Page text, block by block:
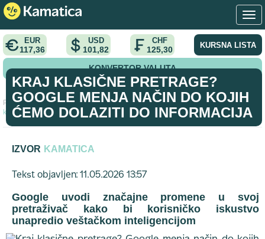
EUR
117,36
USD
101,82
CHF
125,30 KURSNA LISTA
KONVERTOR VALUTA
Početna > vest >
Kraj klasične pretrage? Google menja način do
kojih ćemo dolaziti do informacija
KRAJ KLASIČNE PRETRAGE?
GOOGLE MENJA NAČIN DO KOJIH
ĆEMO DOLAZITI DO INFORMACIJA
IZVOR KAMATICA
Tekst objavljen: 11.05.2026 13:57
Google uvodi značajne promene u svoj
pretraživač kako bi korisničko iskustvo
unapredio veštačkom inteligencijom